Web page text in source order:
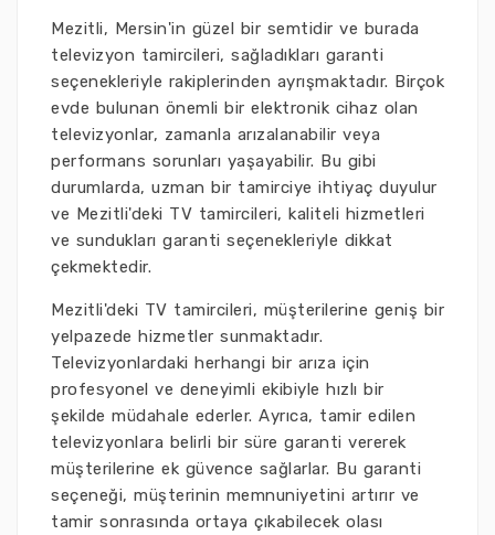
Mezitli, Mersin'in güzel bir semtidir ve burada
televizyon tamircileri, sağladıkları garanti
seçenekleriyle rakiplerinden ayrışmaktadır. Birçok
evde bulunan önemli bir elektronik cihaz olan
televizyonlar, zamanla arızalanabilir veya
performans sorunları yaşayabilir. Bu gibi
durumlarda, uzman bir tamirciye ihtiyaç duyulur
ve Mezitli'deki TV tamircileri, kaliteli hizmetleri
ve sundukları garanti seçenekleriyle dikkat
çekmektedir.
Mezitli'deki TV tamircileri, müşterilerine geniş bir
yelpazede hizmetler sunmaktadır.
Televizyonlardaki herhangi bir arıza için
profesyonel ve deneyimli ekibiyle hızlı bir
şekilde müdahale ederler. Ayrıca, tamir edilen
televizyonlara belirli bir süre garanti vererek
müşterilerine ek güvence sağlarlar. Bu garanti
seçeneği, müşterinin memnuniyetini artırır ve
tamir sonrasında ortaya çıkabilecek olası